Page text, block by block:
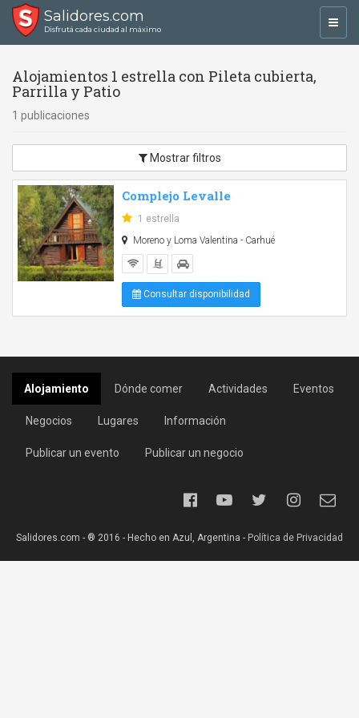
Salidores.com
Disfrutá cada ciudad al máximo
Alojamientos 1 estrella con Pileta cubierta,
Parrilla y Patio
1 publicaciones
Mostrar filtros
Complejo Levalle
1 estrella
Moreno y Loma Valentina - Carhué
Consultar disponibilidad
Alojamiento Dónde comer Actividades Eventos
Negocios Lugares Información
Publicar un evento Publicar un negocio
Salidores.com - ® 2016 - Hecho en Azul, Argentina - Política de Privacidad